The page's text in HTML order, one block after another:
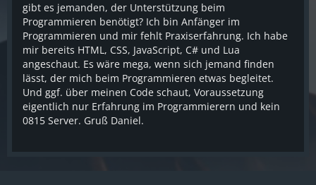
gibt es jemanden, der Unterstützung beim
Programmieren benötigt? Ich bin Anfänger im
Programmieren und mir fehlt Praxiserfahrung. Ich habe
mir bereits HTML, CSS, JavaScript, C# und Lua
angeschaut. Es wäre mega, wenn sich jemand finden
lässt, der mich beim Programmieren etwas begleitet.
Und ggf. über meinen Code schaut, Voraussetzung
eigentlich nur Erfahrung im Programmierern und kein
0815 Server. Gruß Daniel.